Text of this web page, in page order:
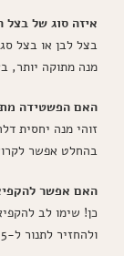
איזה סוג של בצל
בצל לבן או בצל
מנה מתוקה יותר,
האם הפשטידה
זוהי מנה יחסית
בהחלט אפשר
האם אפשר
כן! שימו לב
ולהחזיר לתנור ל-10-15 דקות על חום נמוך.